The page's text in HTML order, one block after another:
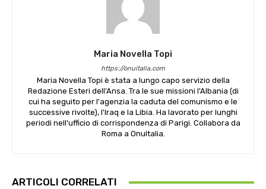
Maria Novella Topi
https://onuitalia.com
Maria Novella Topi è stata a lungo capo servizio della
Redazione Esteri dell'Ansa. Tra le sue missioni l'Albania (di
cui ha seguito per l'agenzia la caduta del comunismo e le
successive rivolte), l'Iraq e la Libia. Ha lavorato per lunghi
periodi nell'ufficio di corrispondenza di Parigi. Collabora da
Roma a OnuItalia.
ARTICOLI CORRELATI